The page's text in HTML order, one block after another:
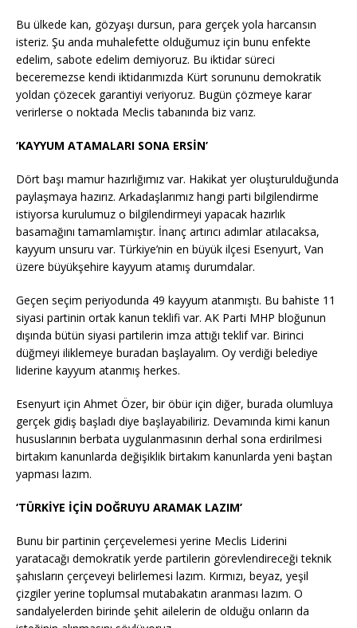
Bu ülkede kan, gözyaşı dursun, para gerçek yola harcansın
isteriz. Şu anda muhalefette olduğumuz için bunu enfekte
edelim, sabote edelim demiyoruz. Bu iktidar süreci
beceremezse kendi iktidarımızda Kürt sorununu demokratik
yoldan çözecek garantiyi veriyoruz. Bugün çözmeye karar
verirlerse o noktada Meclis tabanında biz varız.
‘KAYYUM ATAMALARI SONA ERSİN’
Dört başı mamur hazırlığımız var. Hakikat yer oluşturulduğunda
paylaşmaya hazırız. Arkadaşlarımız hangi parti bilgilendirme
istiyorsa kurulumuz o bilgilendirmeyi yapacak hazırlık
basamağını tamamlamıştır. İnanç artırıcı adımlar atılacaksa,
kayyum unsuru var. Türkiye’nin en büyük ilçesi Esenyurt, Van
üzere büyükşehire kayyum atamış durumdalar.
Geçen seçim periyodunda 49 kayyum atanmıştı. Bu bahiste 11
siyasi partinin ortak kanun teklifi var. AK Parti MHP bloğunun
dışında bütün siyasi partilerin imza attığı teklif var. Birinci
düğmeyi iliklemeye buradan başlayalım. Oy verdiği belediye
liderine kayyum atanmış herkes.
Esenyurt için Ahmet Özer, bir öbür için diğer, burada olumluya
gerçek gidiş başladı diye başlayabiliriz. Devamında kimi kanun
hususlarının berbata uygulanmasının derhal sona erdirilmesi
birtakım kanunlarda değişiklik birtakım kanunlarda yeni baştan
yapması lazım.
‘TÜRKİYE İÇİN DOĞRUYU ARAMAK LAZIM’
Bunu bir partinin çerçevelemesi yerine Meclis Liderini
yaratacağı demokratik yerde partilerin görevlendireceği teknik
şahısların çerçeveyi belirlemesi lazım. Kırmızı, beyaz, yeşil
çizgiler yerine toplumsal mutabakatın aranması lazım. O
sandalyelerden birinde şehit ailelerin de olduğu onların da